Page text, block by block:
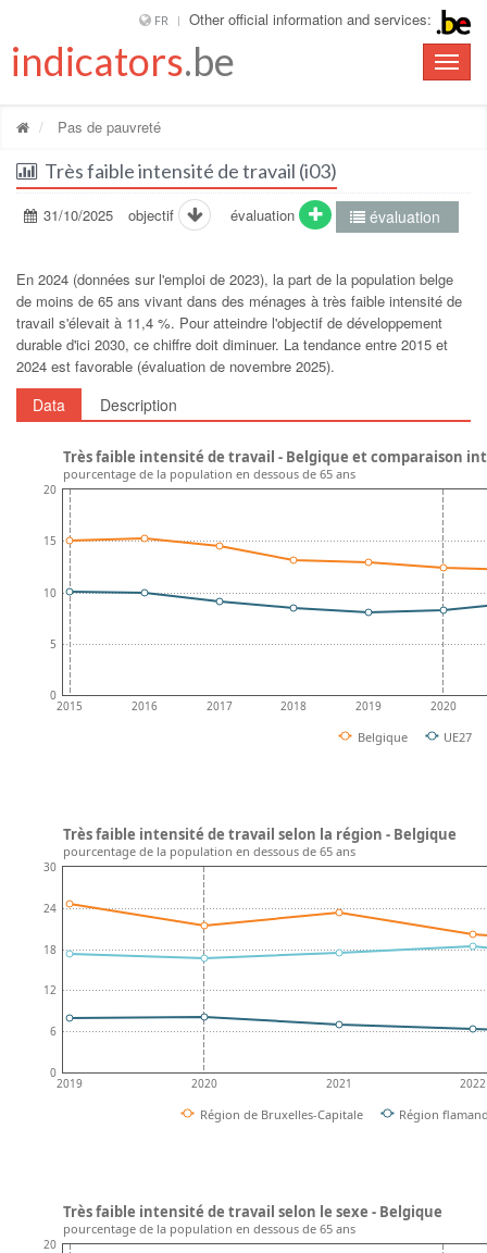
FR Other official information and services:
Toggle
indicators.be
Pas de pauvreté
Très faible intensité de travail (i03)
31/10/2025 objectif évaluation évaluation
En 2024 (données sur l'emploi de 2023), la part de la population belge
de moins de 65 ans vivant dans des ménages à très faible intensité de
travail s'élevait à 11,4 %. Pour atteindre l'objectif de développement
durable d'ici 2030, ce chiffre doit diminuer. La tendance entre 2015 et
2024 est favorable (évaluation de novembre 2025).
Data Description
2015 2016 2017 2018 2019 2020
0
5
10
15
20
Belgique UE27
Très faible intensité de travail - Belgique et comparaison
pourcentage de la population en dessous de 65 ans
2019 2020 2021 2022
0
6
12
18
24
30
Région de Bruxelles-Capitale Région
Très faible intensité de travail selon la région - Belgique
pourcentage de la population en dessous de 65 ans
20
Très faible intensité de travail selon le sexe - Belgique
pourcentage de la population en dessous de 65 ans